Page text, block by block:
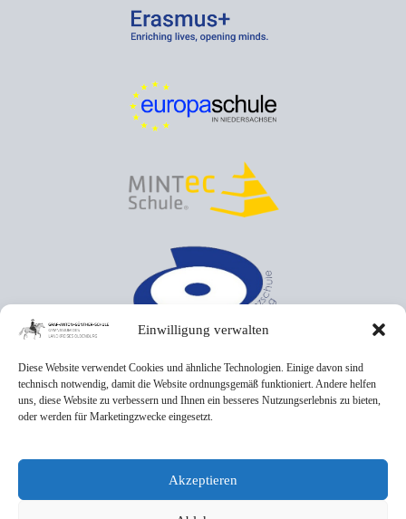
Einwilligung verwalten
Diese Website verwendet Cookies und ähnliche Technologien. Einige davon sind
technisch notwendig, damit die Website ordnungsgemäß funktioniert. Andere helfen
uns, diese Website zu verbessern und Ihnen ein besseres Nutzungserlebnis zu bieten,
oder werden für Marketingzwecke eingesetzt.
Akzeptieren